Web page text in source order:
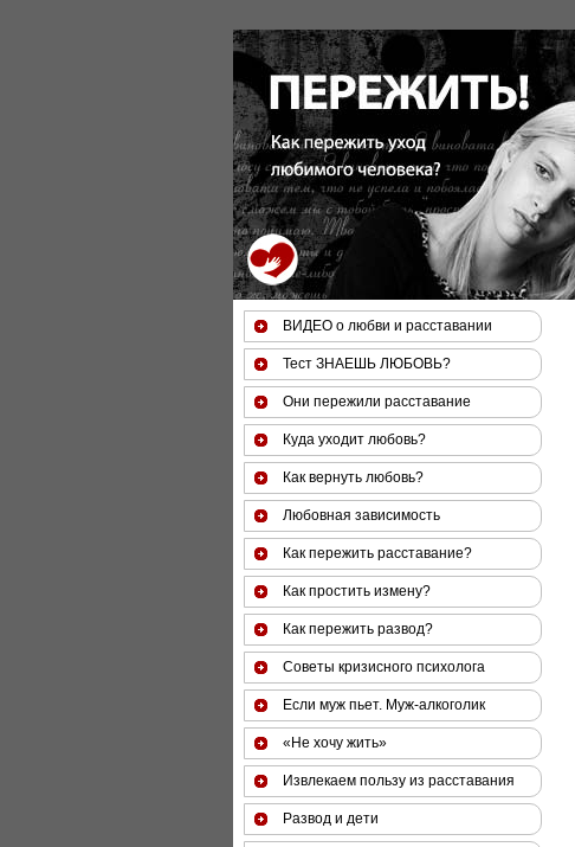
ВИДЕО о любви и расставании
Тест ЗНАЕШЬ ЛЮБОВЬ?
Они пережили расставание
Куда уходит любовь?
Как вернуть любовь?
Любовная зависимость
Как пережить расставание?
Как простить измену?
Как пережить развод?
Советы кризисного психолога
Если муж пьет. Муж-алкоголик
«Не хочу жить»
Извлекаем пользу из расставания
Развод и дети